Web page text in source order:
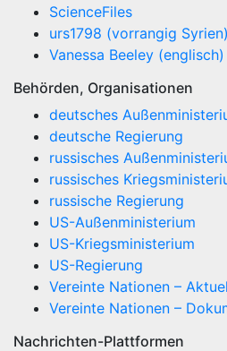
ScienceFiles
urs1798 (vorrangig Syrien)
Vanessa Beeley (englisch)
Behörden, Organisationen
deutsches
deutsche Regierung
russisches
russisches
russische Regierung
US-Außenministerium
US-Kriegsministerium
US-Regierung
Vereinte Nationen –
Vereinte Nationen –
Nachrichten-Plattformen